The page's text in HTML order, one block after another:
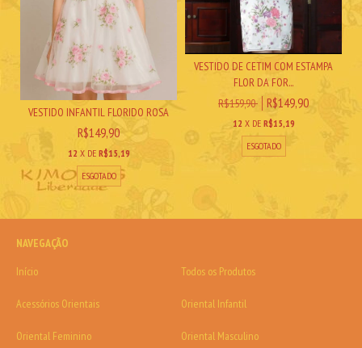
VESTIDO INFANTIL FLORIDO ROSA
R$149,90
12 X DE R$15,19
ESGOTADO
VESTIDO DE CETIM COM ESTAMPA
FLOR DA FOR...
R$159,90
R$149,90
12 X DE R$15,19
ESGOTADO
NAVEGAÇÃO
Início
Todos os Produtos
Acessórios Orientais Oriental Infantil
Oriental Feminino Oriental Masculino